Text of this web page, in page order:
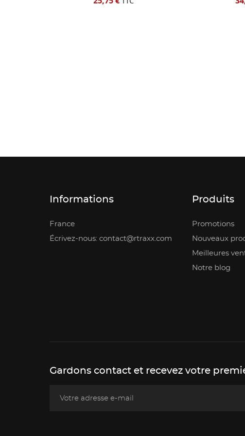
Informations
France
Écrivez-nous: contact@rtraxx.com
Produits
Promotions
Nouveaux
Meilleures
Notre blog
Gardons contact et recevez votre